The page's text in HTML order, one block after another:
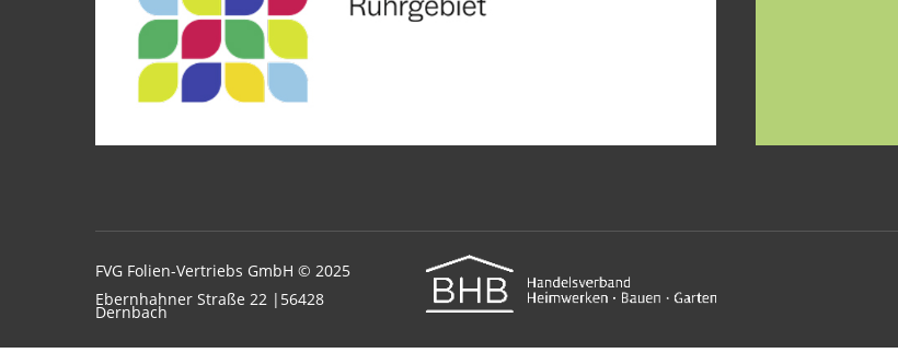
FVG Folien-Vertriebs GmbH © 2025
Ebernhahner Straße 22 |56428
Dernbach